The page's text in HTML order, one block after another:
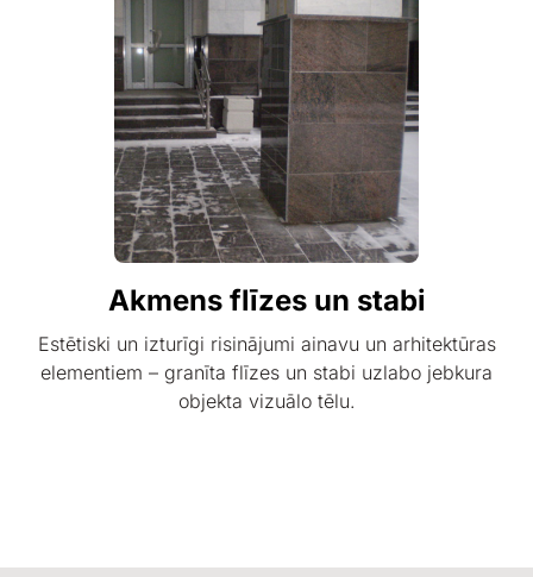
Akmens flīzes un stabi
Estētiski un izturīgi risinājumi ainavu un arhitektūras
elementiem – granīta flīzes un stabi uzlabo jebkura
objekta vizuālo tēlu.